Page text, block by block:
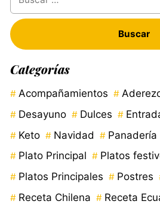
Categorías
Acompañamientos
Desayuno
Dulces
Keto
Navidad Panadería
Plato Principal
Platos
Platos Principales
Postres
Receta Chilena
Receta